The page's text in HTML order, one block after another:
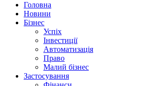
Головна
Новини
Бізнес
Успіх
Інвестиції
Автоматизація
Право
Малий бізнес
Застосування